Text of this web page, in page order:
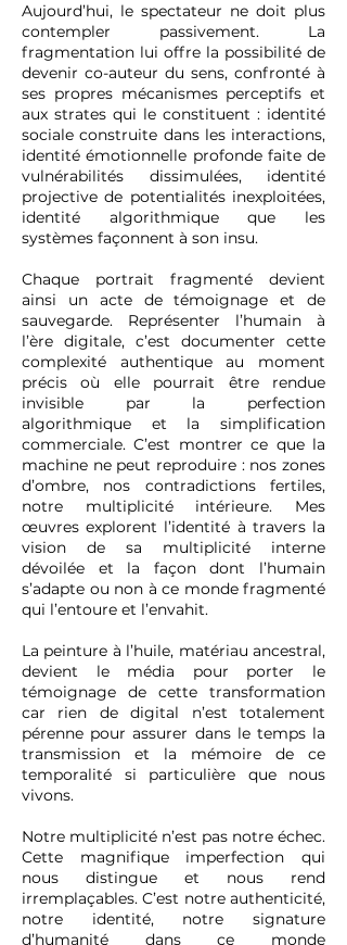
Aujourd’hui, le spectateur ne doit plus
contempler passivement. La
fragmentation lui offre la possibilité de
devenir co-auteur du sens, confronté à
ses propres mécanismes perceptifs et
aux strates qui le constituent : identité
sociale construite dans les interactions,
identité émotionnelle profonde faite de
vulnérabilités dissimulées, identité
projective de potentialités inexploitées,
identité algorithmique que les
systèmes façonnent à son insu.
Chaque portrait fragmenté devient
ainsi un acte de témoignage et de
sauvegarde. Représenter l’humain à
l’ère digitale, c’est documenter cette
complexité authentique au moment
précis où elle pourrait être rendue
invisible par la perfection
algorithmique et la simplification
commerciale. C’est montrer ce que la
machine ne peut reproduire : nos zones
d’ombre, nos contradictions fertiles,
notre multiplicité intérieure. Mes
œuvres explorent l’identité à travers la
vision de sa multiplicité interne
dévoilée et la façon dont l’humain
s’adapte ou non à ce monde fragmenté
qui l’entoure et l’envahit.
La peinture à l’huile, matériau ancestral,
devient le média pour porter le
témoignage de cette transformation
car rien de digital n’est totalement
pérenne pour assurer dans le temps la
transmission et la mémoire de ce
temporalité si particulière que nous
vivons.
Notre multiplicité n’est pas notre échec.
Cette magnifique imperfection qui
nous distingue et nous rend
irremplaçables. C’est notre authenticité,
notre identité, notre signature
d’humanité dans ce monde